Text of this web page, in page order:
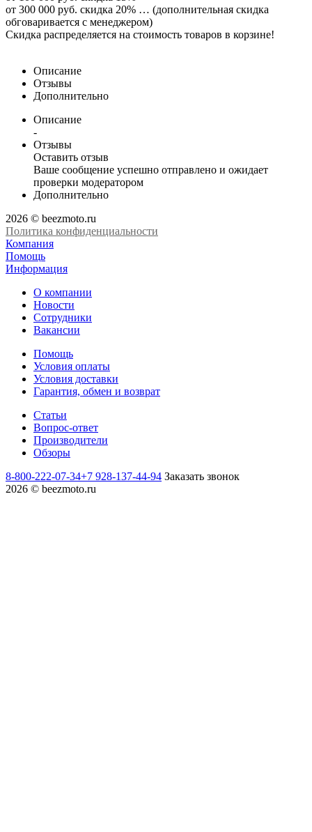
от 300 000 руб. скидка 20% … (дополнительная скидка
обговаривается с менеджером)
Скидка распределяется на стоимость товаров в корзине!
Описание
Отзывы
Дополнительно
Описание
-
Отзывы
Оставить отзыв
Ваше сообщение успешно отправлено и ожидает
проверки модератором
Дополнительно
2026 © beezmoto.ru
Политика конфиденциальности
Компания
Помощь
Информация
О компании
Новости
Сотрудники
Вакансии
Помощь
Условия оплаты
Условия доставки
Гарантия, обмен и возврат
Статьи
Вопрос-ответ
Производители
Обзоры
8-800-222-07-34+7 928-137-44-94 Заказать звонок
2026 © beezmoto.ru